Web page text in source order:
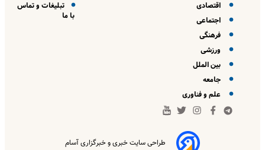
اقتصادی
اجتماعی
فرهنگی
ورزشی
بین الملل
جامعه
علم و فناوری
تبلیغات و تماس
با ما
طراحی سایت خبری و خبرگزاری آسام